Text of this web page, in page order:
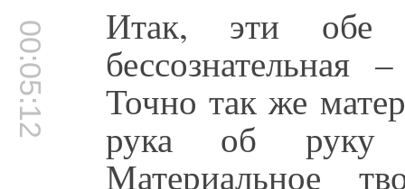
00:05:12 Итак, эти обе
Точно так же
рука об руку
Материальное